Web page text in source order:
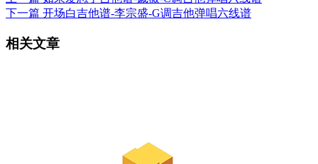
下一篇 开场白吉他谱-李宗盛-G调吉他弹唱六线谱
相关文章